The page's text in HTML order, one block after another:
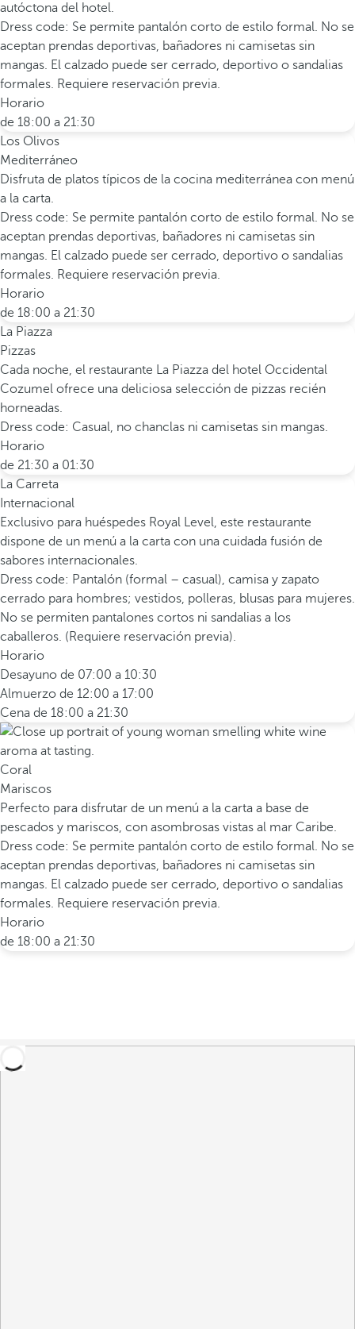
autóctona del hotel.
Dress code: Se permite pantalón corto de estilo formal. No se
aceptan prendas deportivas, bañadores ni camisetas sin
mangas. El calzado puede ser cerrado, deportivo o sandalias
formales. Requiere reservación previa.
Horario
de 18:00 a 21:30
Los Olivos
Mediterráneo
Disfruta de platos típicos de la cocina mediterránea con menú
a la carta.
Dress code: Se permite pantalón corto de estilo formal. No se
aceptan prendas deportivas, bañadores ni camisetas sin
mangas. El calzado puede ser cerrado, deportivo o sandalias
formales. Requiere reservación previa.
Horario
de 18:00 a 21:30
La Piazza
Pizzas
Cada noche, el restaurante La Piazza del hotel Occidental
Cozumel ofrece una deliciosa selección de pizzas recién
horneadas.
Dress code: Casual, no chanclas ni camisetas sin mangas.
Horario
de 21:30 a 01:30
La Carreta
Internacional
Exclusivo para huéspedes Royal Level, este restaurante
dispone de un menú a la carta con una cuidada fusión de
sabores internacionales.
Dress code: Pantalón (formal – casual), camisa y zapato
cerrado para hombres; vestidos, polleras, blusas para mujeres.
No se permiten pantalones cortos ni sandalias a los
caballeros. (Requiere reservación previa).
Horario
Desayuno de 07:00 a 10:30
Almuerzo de 12:00 a 17:00
Cena de 18:00 a 21:30
Coral
Mariscos
Perfecto para disfrutar de un menú a la carta a base de
pescados y mariscos, con asombrosas vistas al mar Caribe.
Dress code: Se permite pantalón corto de estilo formal. No se
aceptan prendas deportivas, bañadores ni camisetas sin
mangas. El calzado puede ser cerrado, deportivo o sandalias
formales. Requiere reservación previa.
Horario
de 18:00 a 21:30